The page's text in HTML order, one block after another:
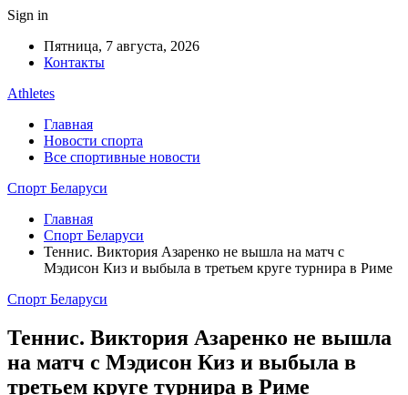
Sign in
Пятница, 7 августа, 2026
Контакты
Athletes
Главная
Новости спорта
Все спортивные новости
Спорт Беларуси
Главная
Спорт Беларуси
Теннис. Виктория Азаренко не вышла на матч с
Мэдисон Киз и выбыла в третьем круге турнира в Риме
Спорт Беларуси
Теннис. Виктория Азаренко не вышла
на матч с Мэдисон Киз и выбыла в
третьем круге турнира в Риме